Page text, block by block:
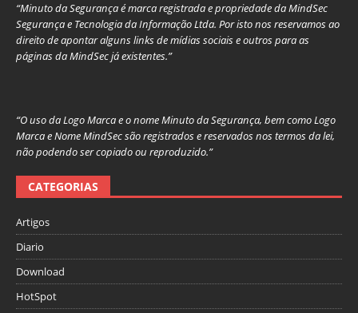
“Minuto da Segurança é marca registrada e propriedade da MindSec
Segurança e Tecnologia da Informação Ltda. Por isto nos reservamos ao
direito de apontar alguns links de mídias sociais e outros para as
páginas da MindSec já existentes.”
“O uso da Logo Marca e o nome Minuto da Segurança, bem como Logo
Marca e Nome MindSec são registrados e reservados nos termos da lei,
não podendo ser copiado ou reproduzido.”
CATEGORIAS
Artigos
Diario
Download
HotSpot